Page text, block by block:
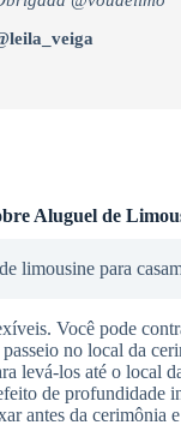
Aluguel de
limousine para
Você pode
no local da
levá-los até o local
de profundidade
antes da cerimônia